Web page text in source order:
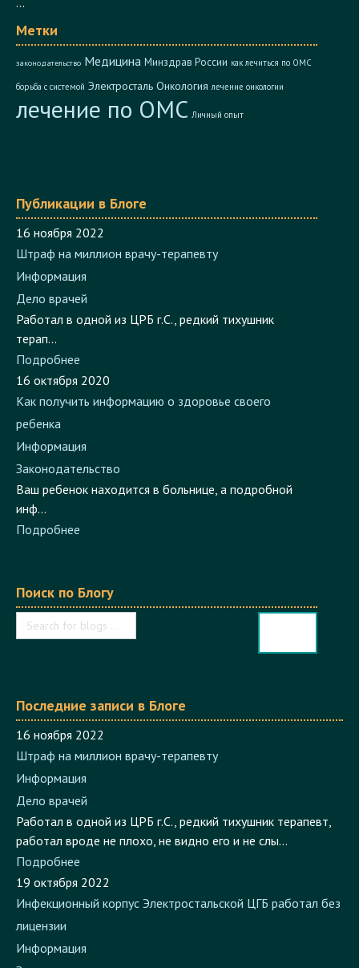
на работу в медицинский центр Стомед в Люберцах и
...
законодательство Медицина Минздрав России как лечиться по ОМС
борьба с системой Электросталь Онкология лечение онкологии
Публикации в Блоге
16 ноября 2022
Штраф на миллион врачу-терапевту
Информация
Дело врачей
Работал в одной из ЦРБ г.С., редкий тихушник
терап...
Подробнее
16 октября 2020
Как получить информацию о здоровье своего
ребенка
Информация
Законодательство
Ваш ребенок находится в больнице, а подробной
инф...
Поиск по Блогу
Последние записи в Блоге
16 ноября 2022
Штраф на миллион врачу-терапевту
Информация
Дело врачей
Работал в одной из ЦРБ г.С., редкий тихушник терапевт,
работал вроде не плохо, не видно его и не слы...
Подробнее
19 октября 2022
Инфекционный корпус Электростальской ЦГБ работал без
лицензии